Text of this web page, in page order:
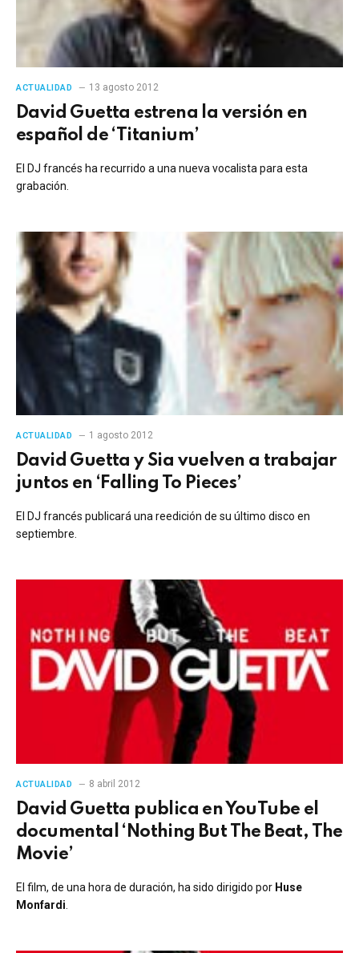
ACTUALIDAD 13 agosto 2012
David Guetta estrena la versión en
español de ‘Titanium’
El DJ francés ha recurrido a una nueva vocalista para esta
grabación.
ACTUALIDAD 1 agosto 2012
David Guetta y Sia vuelven a trabajar
juntos en ‘Falling To Pieces’
El DJ francés publicará una reedición de su último disco en
septiembre.
ACTUALIDAD 8 abril 2012
David Guetta publica en YouTube el
documental ‘Nothing But The Beat, The
Movie’
El film, de una hora de duración, ha sido dirigido por Huse
Monfardi